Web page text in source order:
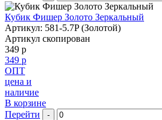
Кубик Фишер Золото Зеркальный
Артикул: 581-5.7P (Золотой)
Артикул скопирован
349 р
349 р
ОПТ
цена и
наличие
В корзине
Перейти
-